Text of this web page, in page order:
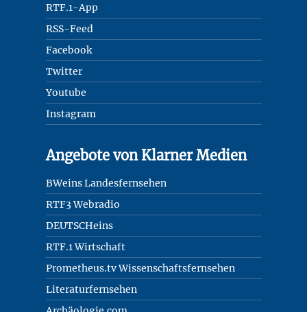
RTF.1-App
RSS-Feed
Facebook
Twitter
Youtube
Instagram
Angebote von Klarner Medien
BWeins Landesfernsehen
RTF3 Webradio
DEUTSCHeins
RTF.1 Wirtschaft
Prometheus.tv Wissenschaftsfernsehen
Literaturfernsehen